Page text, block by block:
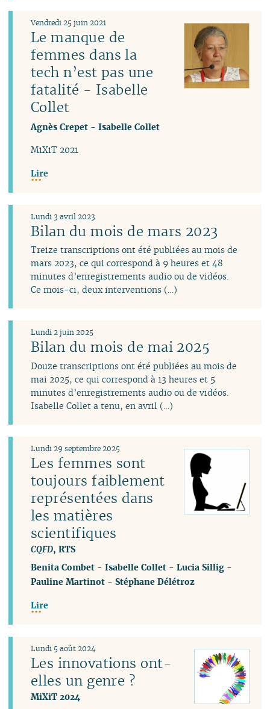
Le manque de
femmes dans la
tech n’est pas une
fatalité - Isabelle
Collet
Vendredi 25 juin 2021
Agnès Crepet -Isabelle Collet
MiXiT 2021
Lire
Bilan du mois de mars 2023
Lundi 3 avril 2023
Treize transcriptions ont été publiées au mois de
mars 2023, ce qui correspond à 9 heures et 48
minutes d’enregistrements audio ou de vidéos.
Ce mois-ci, deux interventions (…)
Bilan du mois de mai 2025
Lundi 2 juin 2025
Douze transcriptions ont été publiées au mois de
mai 2025, ce qui correspond à 13 heures et 5
minutes d’enregistrements audio ou de vidéos.
Isabelle Collet a tenu, en avril (…)
Les femmes sont
toujours faiblement
représentées dans
les matières
scientifiques
CQFD, RTS
Lundi 29 septembre 2025
Benita Combet -Isabelle Collet -Lucia Sillig -
Pauline Martinot -Stéphane Délétroz
Lire
Les innovations ont-
elles un genre ?
MiXiT 2024
Lundi 5 août 2024